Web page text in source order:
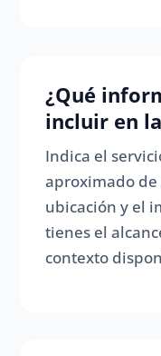
¿Qué
incluir en
Indica el
aproximado
ubicación y el
tienes el
contexto